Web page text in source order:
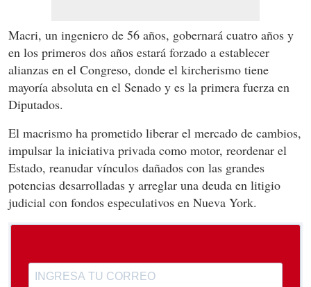
Macri, un ingeniero de 56 años, gobernará cuatro años y
en los primeros dos años estará forzado a establecer
alianzas en el Congreso, donde el kircherismo tiene
mayoría absoluta en el Senado y es la primera fuerza en
Diputados.
El macrismo ha prometido liberar el mercado de cambios,
impulsar la iniciativa privada como motor, reordenar el
Estado, reanudar vínculos dañados con las grandes
potencias desarrolladas y arreglar una deuda en litigio
judicial con fondos especulativos en Nueva York.